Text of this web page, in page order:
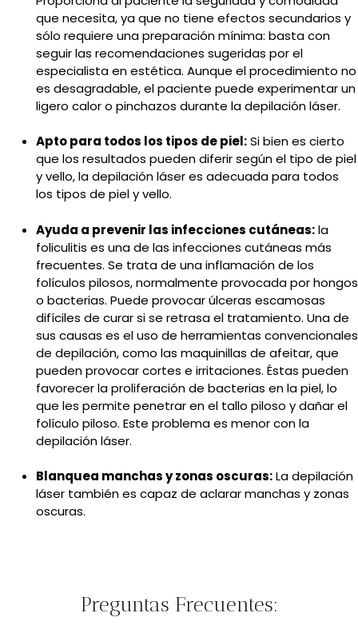
que necesita, ya que no tiene efectos secundarios y
sólo requiere una preparación mínima: basta con
seguir las recomendaciones sugeridas por el
especialista en estética. Aunque el procedimiento no
es desagradable, el paciente puede experimentar un
ligero calor o pinchazos durante la depilación láser.
Apto para todos los tipos de piel:Si bien es cierto
que los resultados pueden diferir según el tipo de piel
y vello, la depilación láser es adecuada para todos
los tipos de piel y vello.
Ayuda a prevenir las infecciones cutáneas:la
foliculitis es una de las infecciones cutáneas más
frecuentes. Se trata de una inflamación de los
folículos pilosos, normalmente provocada por hongos
o bacterias. Puede provocar úlceras escamosas
difíciles de curar si se retrasa el tratamiento. Una de
sus causas es el uso de herramientas convencionales
de depilación, como las maquinillas de afeitar, que
pueden provocar cortes e irritaciones. Éstas pueden
favorecer la proliferación de bacterias en la piel, lo
que les permite penetrar en el tallo piloso y dañar el
folículo piloso. Este problema es menor con la
depilación láser.
Blanquea manchas y zonas oscuras:La depilación
láser también es capaz de aclarar manchas y zonas
oscuras.
Preguntas Frecuentes: